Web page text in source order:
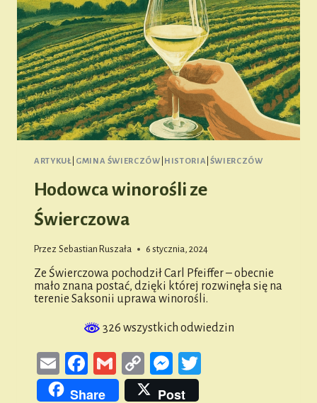
ARTYKUŁ GMINA ŚWIERCZÓW HISTORIA ŚWIERCZÓW
Hodowca winorośli ze
Świerczowa
Przez Sebastian Ruszała 6 stycznia, 2024
Ze Świerczowa pochodził Carl Pfeiffer – obecnie
mało znana postać, dzięki której rozwinęła się na
terenie Saksonii uprawa winorośli.
326 wszystkich odwiedzin
EmailFacebook
GmailCopy
Link
Messenger
Share Post